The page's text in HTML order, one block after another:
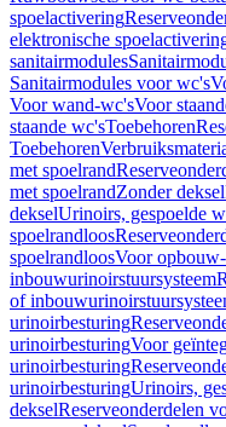
spoelactivering
elektronische
sanitairmodules
Sanitairmodules voor wc's
Voor wand-wc'sVoor
staande wc'sToebehoren
Toebehoren
met spoelrand
met spoelrandZonder deksel
dekselUrinoirs, gespoelde
spoelrandloos
spoelrandloosVoor
inbouwurinoirstuursysteem
of
urinoirbesturing
urinoirbesturingVoor
urinoirbesturing
urinoirbesturingUrinoirs,
dekselReserveonderdelen